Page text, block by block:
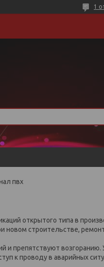
1
пвх
открытого типа в
новом строительстве,
и препятствуют
к проводу в аварийных